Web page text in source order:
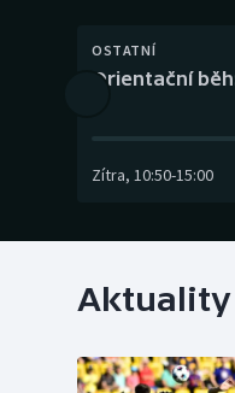
OSTATNÍ
Orientační
Zítra, 10:50-15:00